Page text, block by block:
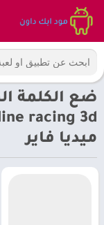
ضع الكلمة
ميديا فاير